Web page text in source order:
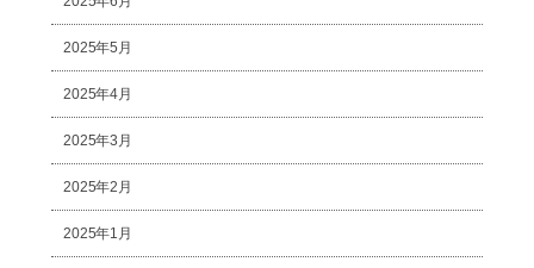
2025年5月
2025年4月
2025年3月
2025年2月
2025年1月